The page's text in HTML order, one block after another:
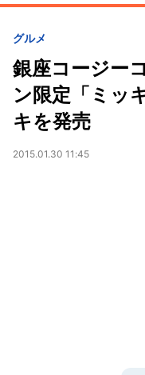
グルメ
銀座コージー
ン限定「ミッ
キを発売
2015.01.30 11:45